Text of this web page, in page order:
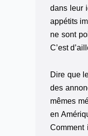
dans leur
appétits
ne sont
C’est
Dire que
des
mêmes
en
Comment